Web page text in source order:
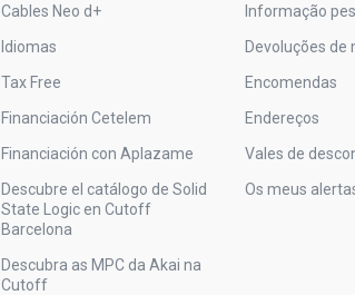
Cables Neo d+
Idiomas
Tax Free
Financiación Cetelem
Financiación con Aplazame
Descubre el catálogo de Solid
State Logic en Cutoff
Barcelona
Descubra as MPC da Akai na
Cutoff
Informação
Devoluções de
Encomendas
Endereços
Vales de
Os meus